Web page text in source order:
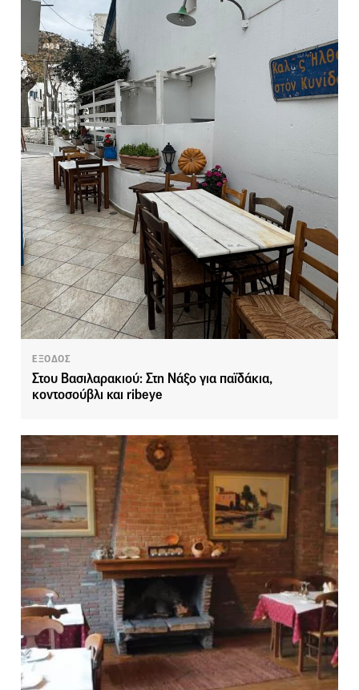
ΕΞΟΔΟΣ
Στου Βασιλαρακιού: Στη Νάξο για παϊδάκια,
κοντοσούβλι και ribeye